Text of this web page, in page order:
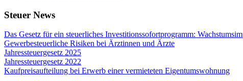
Steuer News
Das Gesetz für ein steuerliches Investitionssofortprogramm:
Gewerbesteuerliche Risiken bei Ärztinnen und Ärzte
Jahressteuergesetz 2025
Jahressteuergesetz 2022
Kaufpreisaufteilung bei Erwerb einer vermieteten Eigentumswohnung